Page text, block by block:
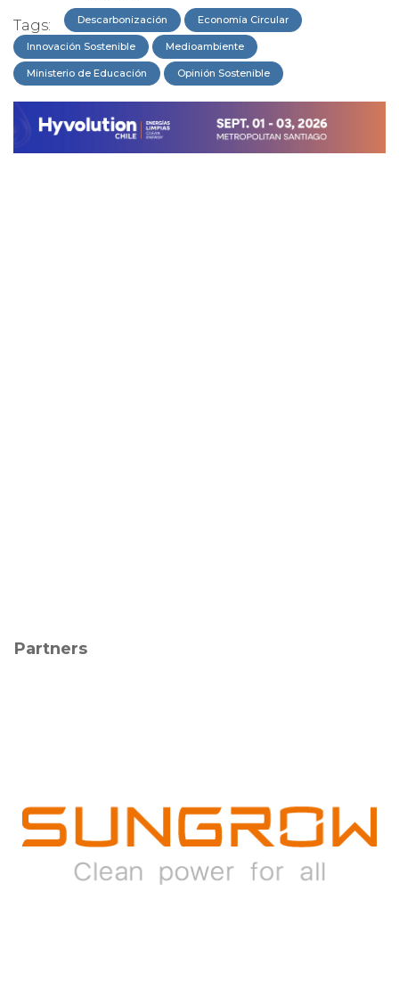
Tags: Descarbonización Economía Circular
Innovación Sostenible Medioambiente
Ministerio de Educación Opinión Sostenible
Partners